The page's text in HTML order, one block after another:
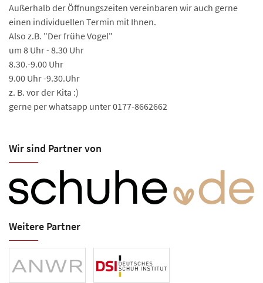
Außerhalb der Öffnungszeiten vereinbaren wir auch gerne
einen individuellen Termin mit Ihnen.
Also z.B. "Der frühe Vogel"
um 8 Uhr - 8.30 Uhr
8.30.-9.00 Uhr
9.00 Uhr -9.30.Uhr
z. B. vor der Kita :)
gerne per whatsapp unter 0177-8662662
Wir sind Partner von
Weitere Partner